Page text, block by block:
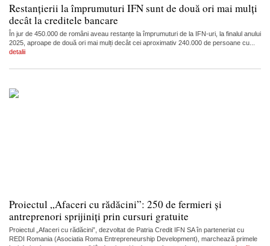
Restanțierii la împrumuturi IFN sunt de două ori mai mulți
decât la creditele bancare
În jur de 450.000 de români aveau restanțe la împrumuturi de la IFN-uri, la finalul anului
2025, aproape de două ori mai mulți decât cei aproximativ 240.000 de persoane cu...
detalii
Proiectul „Afaceri cu rădăcini”: 250 de fermieri și
antreprenori sprijiniți prin cursuri gratuite
Proiectul „Afaceri cu rădăcini”, dezvoltat de Patria Credit IFN SA în parteneriat cu
REDI Romania (Asociatia Roma Entrepreneurship Development), marchează primele